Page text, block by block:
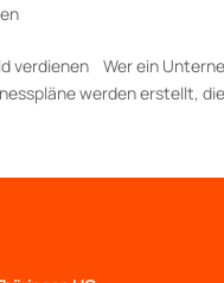
verdienen Wer ein
werden erstellt,